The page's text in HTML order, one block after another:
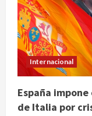
Internacional
España
de Italia por